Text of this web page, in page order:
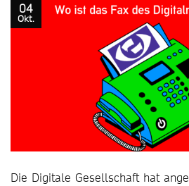
04
Okt.
Die Digitale Gesellschaft hat